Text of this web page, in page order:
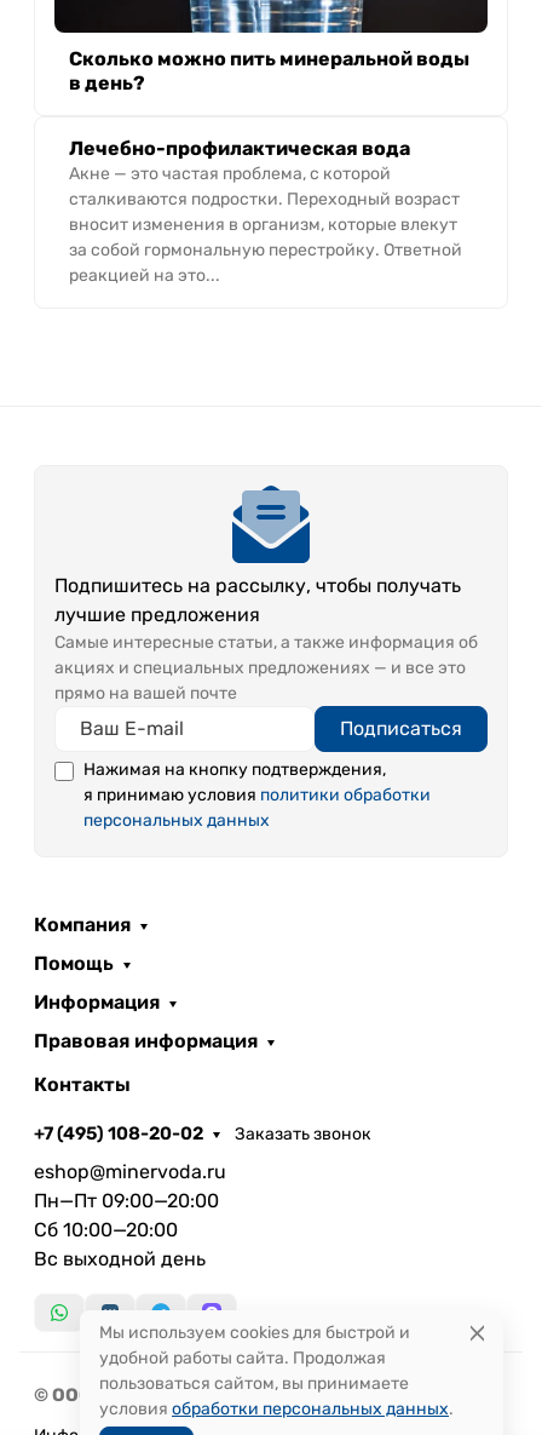
Сколько можно пить минеральной воды
в день?
Лечебно-профилактическая вода
Акне — это частая проблема, с которой
сталкиваются подростки. Переходный возраст
вносит изменения в организм, которые влекут
за собой гормональную перестройку. Ответной
реакцией на это...
Подпишитесь на рассылку, чтобы получать
лучшие предложения
Самые интересные статьи, а также информация об
акциях и специальных предложениях — и все это
прямо на вашей почте
Подписаться
Нажимая на кнопку подтверждения,
я принимаю условия политики обработки
персональных данных
Компания
Помощь
Информация
Правовая информация
Контакты
+7 (495) 108-20-02 Заказать звонок
eshop@minervoda.ru
Пн—Пт 09:00—20:00
Сб 10:00—20:00
Вс выходной день
© ООО «Лечебные Воды», 2004 — 2026
Мы используем cookies для быстрой и
удобной работы сайта. Продолжая
пользоваться сайтом, вы принимаете
условия обработки персональных данных.